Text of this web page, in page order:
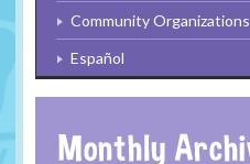
Community Organizations
Español